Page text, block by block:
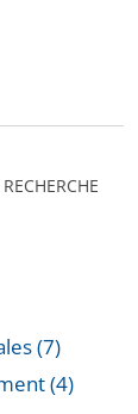
(7)
(4)